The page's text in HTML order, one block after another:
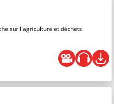
sur l'agriculture et déchets